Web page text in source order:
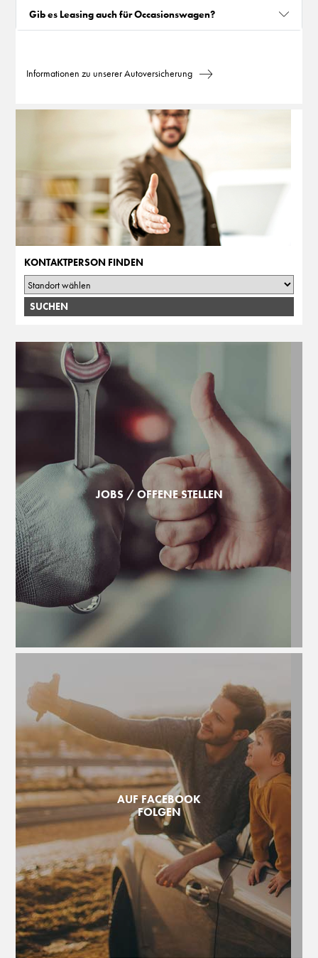
Gib es Leasing auch für Occasionswagen?
Informationen zu unserer Autoversicherung
KONTAKTPERSON FINDEN
JOBS / OFFENE STELLEN
AUF FACEBOOK
FOLGEN